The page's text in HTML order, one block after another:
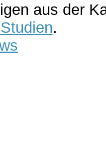
aus der
.